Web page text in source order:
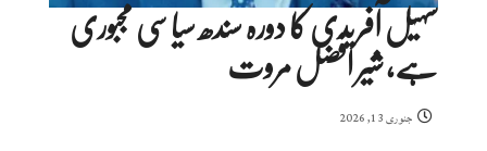
سہیل آفریدی کا دورہ سندھ سیاسی مجبوری
ہے، شیر افضل مروت
جنوری 13, 2026